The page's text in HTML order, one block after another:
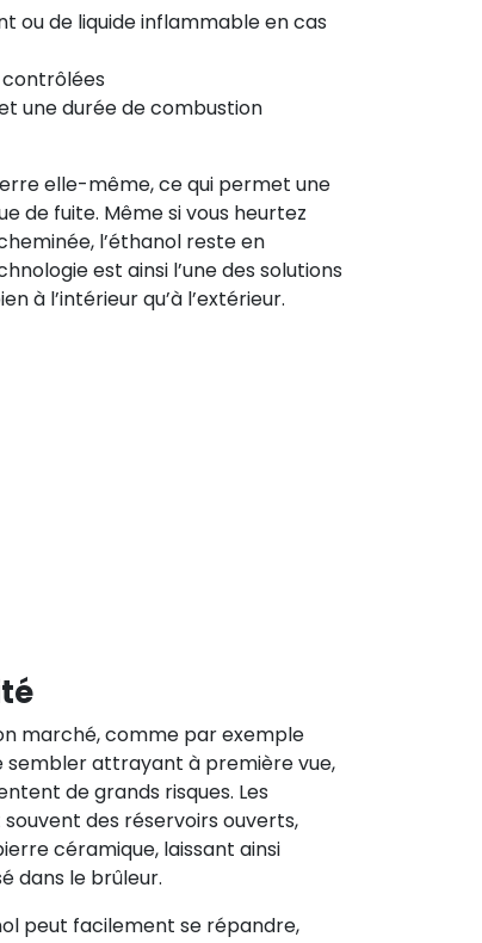
ou de liquide inflammable en cas
une durée de combustion
elle-même, ce qui permet une
de fuite. Même si vous heurtez
l’éthanol reste en
est ainsi l’une des solutions
à l’intérieur qu’à l’extérieur.
marché, comme par exemple
sembler attrayant à première vue,
de grands risques. Les
des réservoirs ouverts,
céramique, laissant ainsi
dans le brûleur.
peut facilement se répandre,